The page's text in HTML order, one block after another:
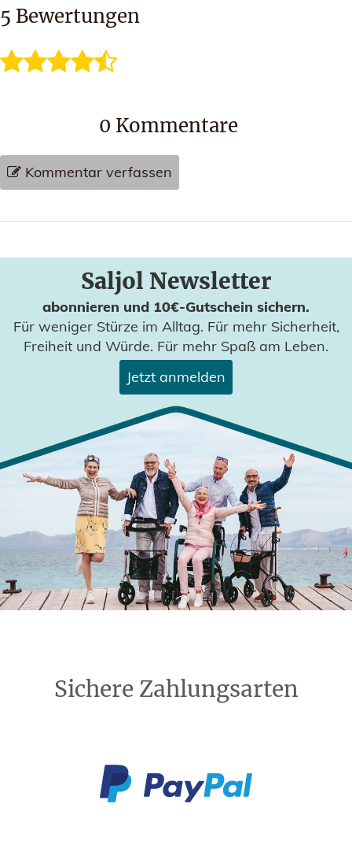
5 Bewertungen
0 Kommentare
Kommentar verfassen
Saljol Newsletter
abonnieren und 10€-Gutschein sichern.
Für weniger Stürze im Alltag. Für mehr Sicherheit,
Freiheit und Würde. Für mehr Spaß am Leben.
Jetzt anmelden
Sichere Zahlungsarten